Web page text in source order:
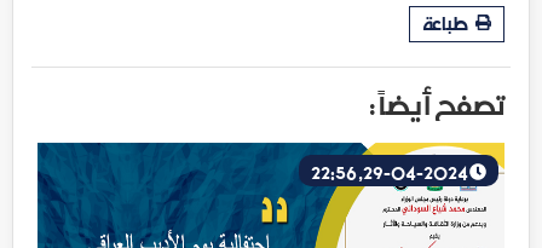
طباعة
تصفح أيضاً :